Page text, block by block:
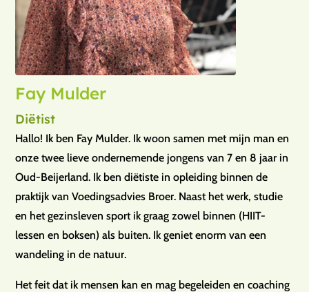
Fay Mulder
Diëtist
Hallo! Ik ben Fay Mulder. Ik woon samen met mijn man en
onze twee lieve ondernemende jongens van 7 en 8 jaar in
Oud-Beijerland. Ik ben diëtiste in opleiding binnen de
praktijk van Voedingsadvies Broer. Naast het werk, studie
en het gezinsleven sport ik graag zowel binnen (HIIT-
lessen en boksen) als buiten. Ik geniet enorm van een
wandeling in de natuur.
Het feit dat ik mensen kan en mag begeleiden en coaching